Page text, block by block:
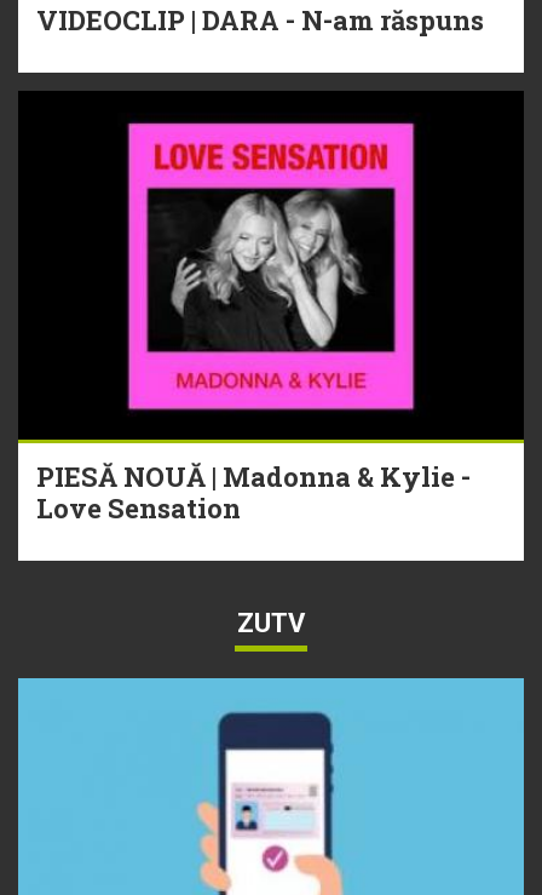
VIDEOCLIP | DARA - N-am răspuns
PIESĂ NOUĂ | Madonna & Kylie -
Love Sensation
ZUTV